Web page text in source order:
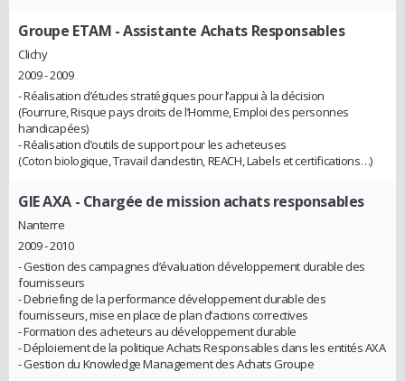
Groupe ETAM - Assistante Achats Responsables
Clichy
2009 - 2009
- Réalisation d’études stratégiques pour l’appui à la décision
(Fourrure, Risque pays droits de l’Homme, Emploi des personnes
handicapées)
- Réalisation d’outils de support pour les acheteuses
(Coton biologique, Travail clandestin, REACH, Labels et certifications…)
GIE AXA - Chargée de mission achats responsables
Nanterre
2009 - 2010
- Gestion des campagnes d’évaluation développement durable des
fournisseurs
- Debriefing de la performance développement durable des
fournisseurs, mise en place de plan d’actions correctives
- Formation des acheteurs au développement durable
- Déploiement de la politique Achats Responsables dans les entités AXA
- Gestion du Knowledge Management des Achats Groupe